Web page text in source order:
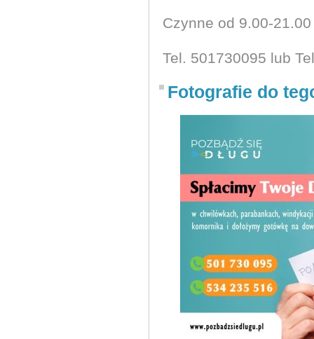
Czynne od 9.00-21.00
Tel. 501730095 lub
Fotografie do